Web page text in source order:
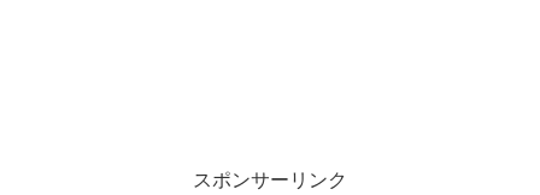
スポンサーリンク